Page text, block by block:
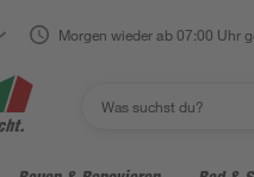
Morgen wieder ab 07:00 Uhr